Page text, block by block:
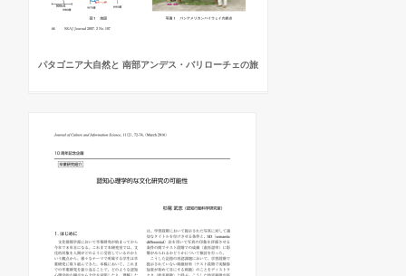
パタゴニア大自然と 南部アンデス・バリローチェの旅